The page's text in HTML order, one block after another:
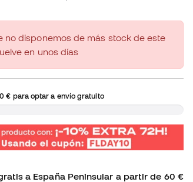
no disponemos de más stock de este
en unos días
€ para optar a envío gratuito
a España Peninsular a partir de 60 €